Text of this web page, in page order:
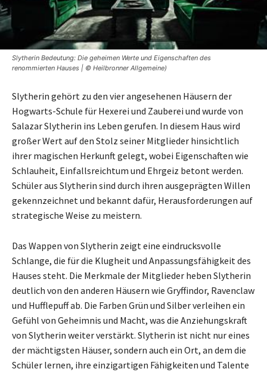
Slytherin Bedeutung: Die geheimen Werte und Eigenschaften des
renommierten Hauses | © Heilbronner Allgemeine)
Slytherin gehört zu den vier angesehenen Häusern der
Hogwarts-Schule für Hexerei und Zauberei und wurde von
Salazar Slytherin ins Leben gerufen. In diesem Haus wird
großer Wert auf den Stolz seiner Mitglieder hinsichtlich
ihrer magischen Herkunft gelegt, wobei Eigenschaften wie
Schlauheit, Einfallsreichtum und Ehrgeiz betont werden.
Schüler aus Slytherin sind durch ihren ausgeprägten Willen
gekennzeichnet und bekannt dafür, Herausforderungen auf
strategische Weise zu meistern.
Das Wappen von Slytherin zeigt eine eindrucksvolle
Schlange, die für die Klugheit und Anpassungsfähigkeit des
Hauses steht. Die Merkmale der Mitglieder heben Slytherin
deutlich von den anderen Häusern wie Gryffindor, Ravenclaw
und Hufflepuff ab. Die Farben Grün und Silber verleihen ein
Gefühl von Geheimnis und Macht, was die Anziehungskraft
von Slytherin weiter verstärkt. Slytherin ist nicht nur eines
der mächtigsten Häuser, sondern auch ein Ort, an dem die
Schüler lernen, ihre einzigartigen Fähigkeiten und Talente